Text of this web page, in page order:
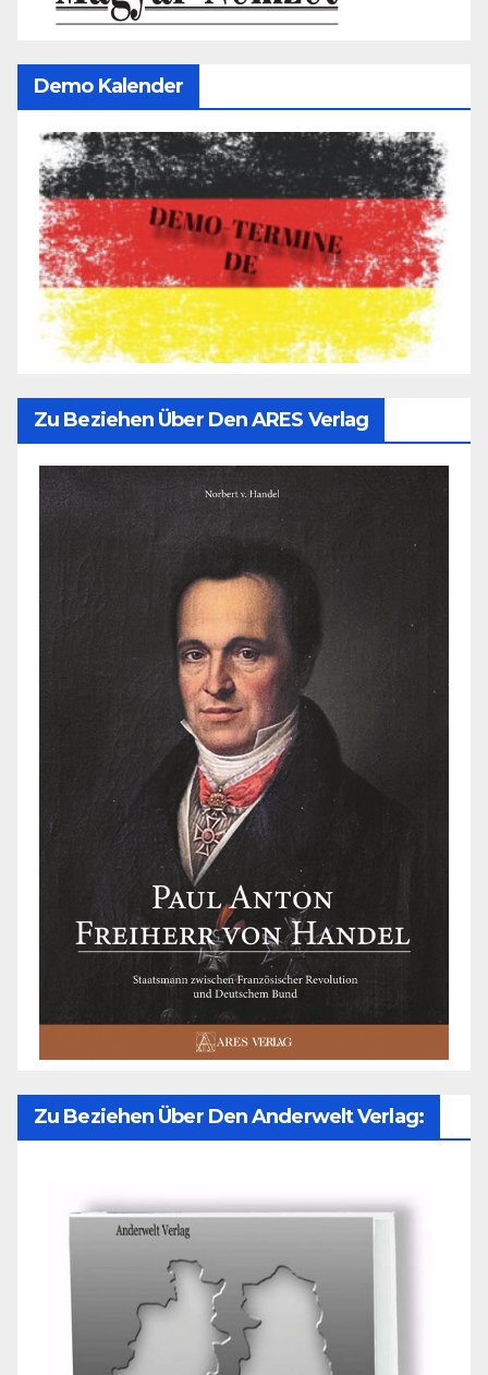
Demo Kalender
Zu Beziehen Über Den ARES Verlag
Zu Beziehen Über Den Anderwelt Verlag: